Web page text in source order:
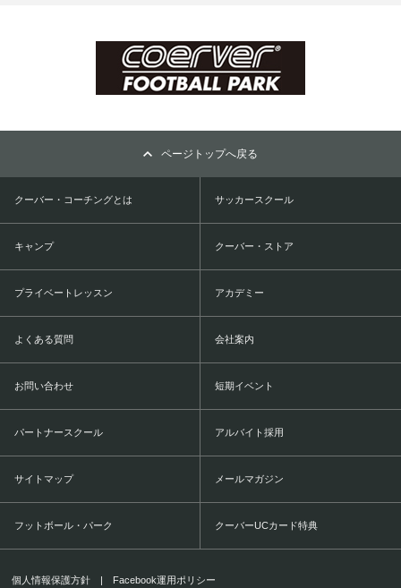
ページトップへ戻る
クーバー・コーチングとは サッカースクール
キャンプ クーバー・ストア
プライベートレッスン アカデミー
よくある質問 会社案内
お問い合わせ 短期イベント
パートナースクール アルバイト採用
サイトマップ メールマガジン
フットボール・パーク クーバーUCカード特典
個人情報保護方針 | Facebook運用ポリシー